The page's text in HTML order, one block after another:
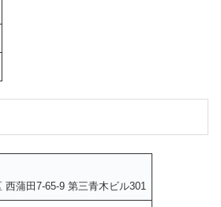
西蒲田7-65-9 第三青木ビル301